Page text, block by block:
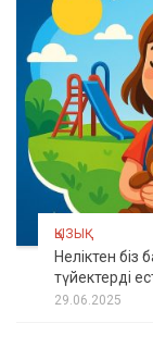
ҚЫЗЫҚ
Неліктен біз
түйектерді
29.06.2025